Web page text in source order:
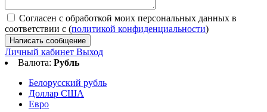
Согласен с обработкой моих персональных данных в
соответствии с (политикой конфиденциальности)
Написать сообщение
Личный кабинет Выход
Валюта: Рубль
Белорусский рубль
Доллар США
Евро